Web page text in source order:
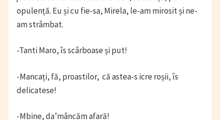
opulență. Eu și cu fie-sa, Mirela, le-am mirosit și ne-
am strâmbat.
-Tanti Maro, îs scârboase și put!
-Mancați, fă, proastilor, că astea-s icre roșii, îs
delicatese!
-Mbine, da’mâncăm afară!